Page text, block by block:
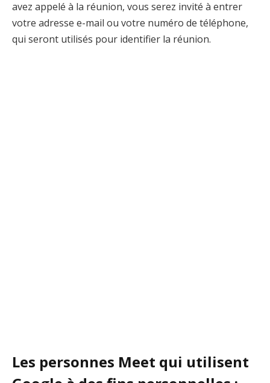
avez appelé à la réunion, vous serez invité à entrer
votre adresse e-mail ou votre numéro de téléphone,
qui seront utilisés pour identifier la réunion.
Les personnes Meet qui utilisent